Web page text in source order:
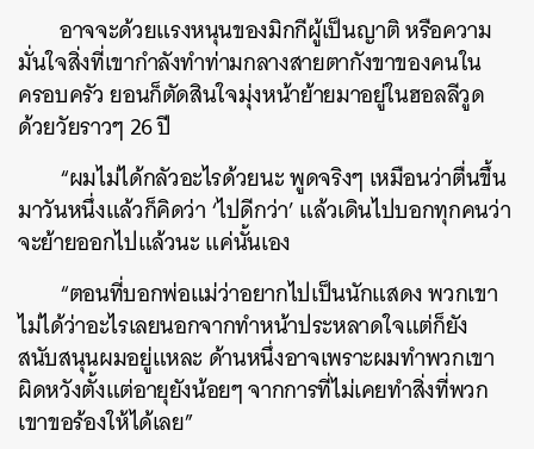
อาจจะด้วยแรงหนุนของมิกกีผู้เป็นญาติ หรือความ
มั่นใจสิ่งที่เขากำลังทำท่ามกลางสายตากังขาของคนใน
ครอบครัว ยอนก็ตัดสินใจมุ่งหน้าย้ายมาอยู่ในฮอลลีวูด
ด้วยวัยราวๆ 26 ปี
“ผมไม่ได้กลัวอะไรด้วยนะ พูดจริงๆ เหมือนว่าตื่นขึ้น
มาวันหนึ่งแล้วก็คิดว่า ‘ไปดีกว่า’ แล้วเดินไปบอกทุกคนว่า
จะย้ายออกไปแล้วนะ แค่นั้นเอง
“ตอนที่บอกพ่อแม่ว่าอยากไปเป็นนักแสดง พวกเขา
ไม่ได้ว่าอะไรเลยนอกจากทำหน้าประหลาดใจแต่ก็ยัง
สนับสนุนผมอยู่แหละ ด้านหนึ่งอาจเพราะผมทำพวกเขา
ผิดหวังตั้งแต่อายุยังน้อยๆ จากการที่ไม่เคยทำสิ่งที่พวก
เขาขอร้องให้ได้เลย”